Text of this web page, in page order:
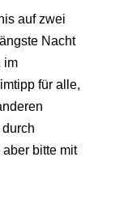
auf zwei
Nacht
im
für alle,
bitte mit